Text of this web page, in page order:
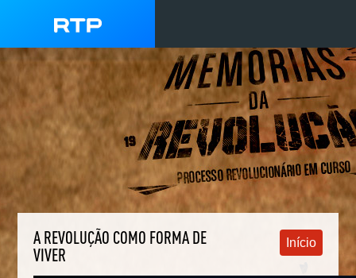
A REVOLUÇÃO COMO FORMA DE
VIVER
Início